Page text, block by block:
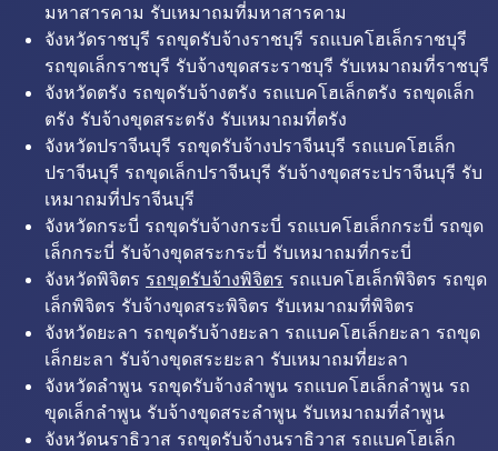
มหาสารคาม รับเหมาถมที่มหาสารคาม
จังหวัดราชบุรี รถขุดรับจ้างราชบุรี รถแบคโฮเล็กราชบุรี
รถขุดเล็กราชบุรี รับจ้างขุดสระราชบุรี รับเหมาถมที่ราชบุรี
จังหวัดตรัง รถขุดรับจ้างตรัง รถแบคโฮเล็กตรัง รถขุดเล็ก
ตรัง รับจ้างขุดสระตรัง รับเหมาถมที่ตรัง
จังหวัดปราจีนบุรี รถขุดรับจ้างปราจีนบุรี รถแบคโฮเล็ก
ปราจีนบุรี รถขุดเล็กปราจีนบุรี รับจ้างขุดสระปราจีนบุรี รับ
เหมาถมที่ปราจีนบุรี
จังหวัดกระบี่ รถขุดรับจ้างกระบี่ รถแบคโฮเล็กกระบี่ รถขุด
เล็กกระบี่ รับจ้างขุดสระกระบี่ รับเหมาถมที่กระบี่
จังหวัดพิจิตร รถขุดรับจ้างพิจิตร รถแบคโฮเล็กพิจิตร รถขุด
เล็กพิจิตร รับจ้างขุดสระพิจิตร รับเหมาถมที่พิจิตร
จังหวัดยะลา รถขุดรับจ้างยะลา รถแบคโฮเล็กยะลา รถขุด
เล็กยะลา รับจ้างขุดสระยะลา รับเหมาถมที่ยะลา
จังหวัดลำพูน รถขุดรับจ้างลำพูน รถแบคโฮเล็กลำพูน รถ
ขุดเล็กลำพูน รับจ้างขุดสระลำพูน รับเหมาถมที่ลำพูน
จังหวัดนราธิวาส รถขุดรับจ้างนราธิวาส รถแบคโฮเล็ก